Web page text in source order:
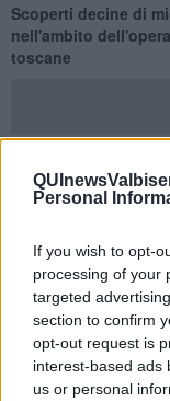
Personal
If you wish to opt-
processing of your
targeted
section to confirm
opt-out request is
interest-based ads
us or personal
Scoperti decine di
nell'ambito
toscane
TOSCANA — E' di 6
Le misure pre-
scattate in seguito ad
operativo per la
dipendenti sezioni
di contenuti
ha consentito di